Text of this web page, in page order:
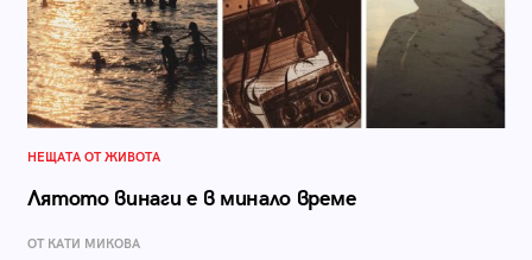
НЕЩАТА ОТ ЖИВОТА
Лятото винаги е в минало време
ОТ КАТИ МИКОВА